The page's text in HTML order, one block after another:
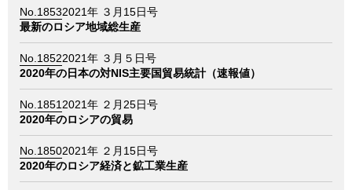
No.18532021年 ３月15日号
最新のロシア地域総生産
No.18522021年 ３月５日号
2020年の日本の対NIS主要国貿易統計（速報値）
No.1851 2021年 ２月25日号
2020年のロシアの貿易
No.18502021年 ２月15日号
2020年のロシア経済と鉱工業生産